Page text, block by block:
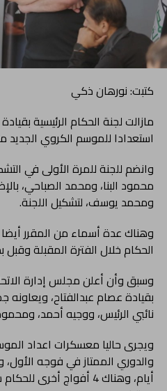
كتبت: نورهان ذكي
مازالت لجنة الحكام الرئيسية
استعدادا للموسم الكروي الجديد موسم
وانضم للجنة للمرة الأولى في
محمود البنا، ومحمد الصباحي،
ومحمد يوسف، لتشكيل اللجنة.
وهناك عدة أسماء من المقرر
الحكام خلال الفترة المقبلة
وسبق وأن أعلن مجلس إدارة
بقيادة عصام عبدالفتاح، ويعاونه
نائبي الرئيس، ووجيه أحمد،
ويجرى حاليا معسكرات اعداد
والدوري الممتاز في فوجه
أيام، وهناك 4 أفواج